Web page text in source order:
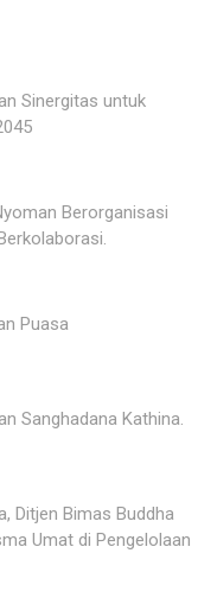
Sinergitas untuk
Berorganisasi
Puasa
Sanghadana Kathina.
Ditjen Bimas Buddha
Umat di Pengelolaan